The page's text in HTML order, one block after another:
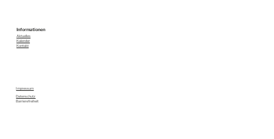
Informationen
Aktuelles
Kalender
Kontakt
Impressum
Datenschutz
Barrierefreiheit